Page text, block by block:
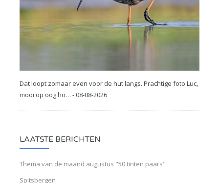
Dat loopt zomaar even voor de hut langs. Prachtige foto Luc,
mooi op oog ho… - 08-08-2026
LAATSTE BERICHTEN
Thema van de maand augustus "50 tinten paars"
Spitsbergen